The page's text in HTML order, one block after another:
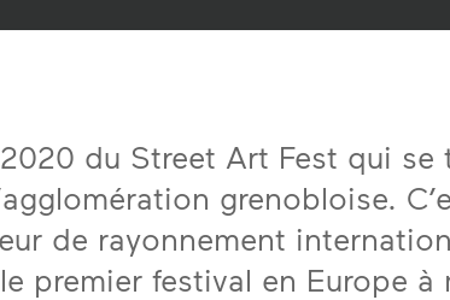
du Street Art Fest qui se
grenobloise.
de rayonnement
premier festival en Europe à